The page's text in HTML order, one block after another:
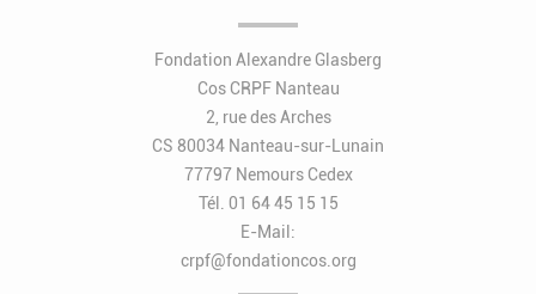
Fondation Alexandre Glasberg
Cos CRPF Nanteau
2, rue des Arches
CS 80034 Nanteau-sur-Lunain
77797 Nemours Cedex
Tél. 01 64 45 15 15
E-Mail:
crpf@fondationcos.org